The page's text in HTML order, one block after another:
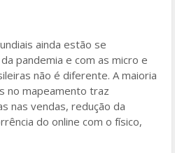
ainda estão se
pandemia e com as micro e
não é diferente. A maioria
no mapeamento traz
nas vendas, redução da
do online com o físico,